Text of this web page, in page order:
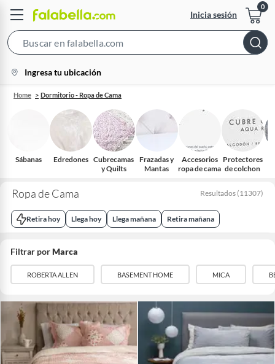
Inicia sesión
Bar
location-
icon
Ingresa tu ubicación
Home Dormitorio - Ropa de Cama
Sábanas Edredones Cubrecamas
y Quilts
Frazadas y
Mantas
Accesorios
ropa de cama
Protectores
de colchon
Ropa de Cama Resultados (11307)
Retira hoy Llega hoy Llega mañana Retira mañana
Filtrar porMarca
ROBERTA ALLEN BASEMENT HOME MICA